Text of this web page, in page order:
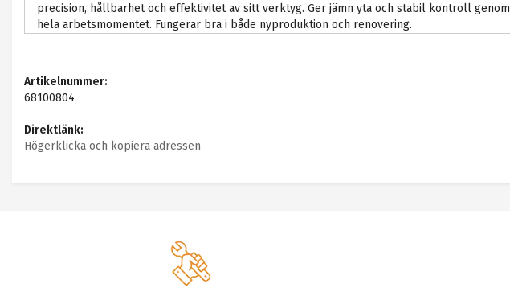
precision, hållbarhet och effektivitet av sitt verktyg. Ger jämn yta och stabil kontroll genom
hela arbetsmomentet. Fungerar bra i både nyproduktion och renovering.
Artikelnummer:
68100804
Direktlänk:
Högerklicka och kopiera adressen